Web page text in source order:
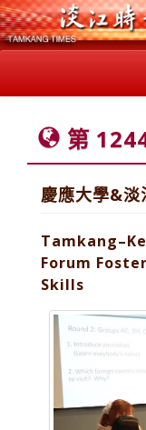
第
慶應大學&淡
Forum
Skills